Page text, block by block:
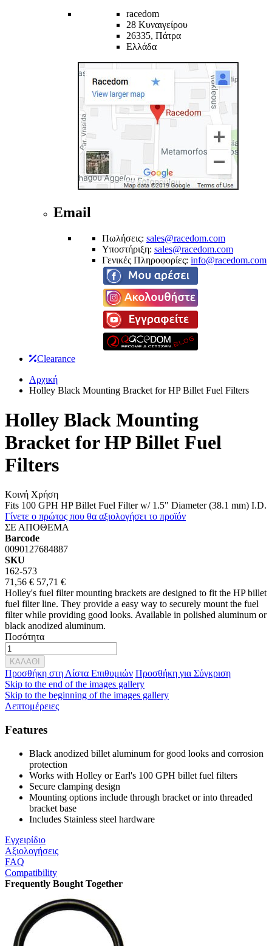
racedom
28 Κυναιγείρου
26335, Πάτρα
Ελλάδα
Email
Πωλήσεις: sales@racedom.com
Υποστήριξη: sales@racedom.com
Γενικές Πληροφορίες: info@racedom.com
Clearance
Αρχική
Holley Black Mounting Bracket for HP Billet Fuel Filters
Holley Black Mounting
Bracket for HP Billet Fuel
Filters
Κοινή Χρήση
Fits 100 GPH HP Billet Fuel Filter w/ 1.5" Diameter (38.1 mm) I.D.
Γίνετε ο πρώτος που θα αξιολογήσει το προϊόν
ΣΕ ΑΠΟΘΕΜΑ
Barcode
0090127684887
SKU
162-573
71,56 € 57,71 €
Holley's fuel filter mounting brackets are designed to fit the HP billet
fuel filter line. They provide a easy way to securely mount the fuel
filter while providing good looks. Available in polished aluminum or
black anodized aluminum.
Ποσότητα
ΚΑΛΑΘΙ
Προσθήκη στη Λίστα Επιθυμιών Προσθήκη για Σύγκριση
Skip to the end of the images gallery
Skip to the beginning of the images gallery
Λεπτομέρειες
Features
Black anodized billet aluminum for good looks and corrosion
protection
Works with Holley or Earl's 100 GPH billet fuel filters
Secure clamping design
Mounting options include through bracket or into threaded
bracket base
Includes Stainless steel hardware
Εγχειρίδιο
Αξιολογήσεις
FAQ
Compatibility
Frequently Bought Together